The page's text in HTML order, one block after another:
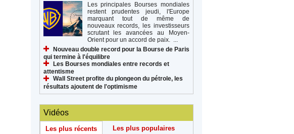
Les principales Bourses mondiales
restent prudentes jeudi, l'Europe
marquant tout de même de
nouveaux records, les investisseurs
scrutant les avancées au Moyen-
Orient pour un accord de paix. ...
Nouveau double record pour la Bourse de Paris
qui termine à l'équilibre
Les Bourses mondiales entre records et
attentisme
Wall Street profite du plongeon du pétrole, les
résultats ajoutent de l'optimisme
Vidéos
Les plus récents Les plus populaires